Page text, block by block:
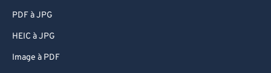
PDF à JPG
HEIC à JPG
Image à PDF